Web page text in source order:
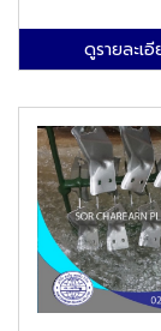
ดูรายละเ